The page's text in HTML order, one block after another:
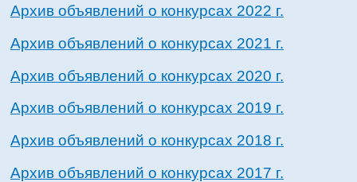
Архив объявлений о конкурсах 2022 г.
Архив объявлений о конкурсах 2021 г.
Архив объявлений о конкурсах 2020 г.
Архив объявлений о конкурсах 2019 г.
Архив объявлений о конкурсах 2018 г.
Архив объявлений о конкурсах 2017 г.